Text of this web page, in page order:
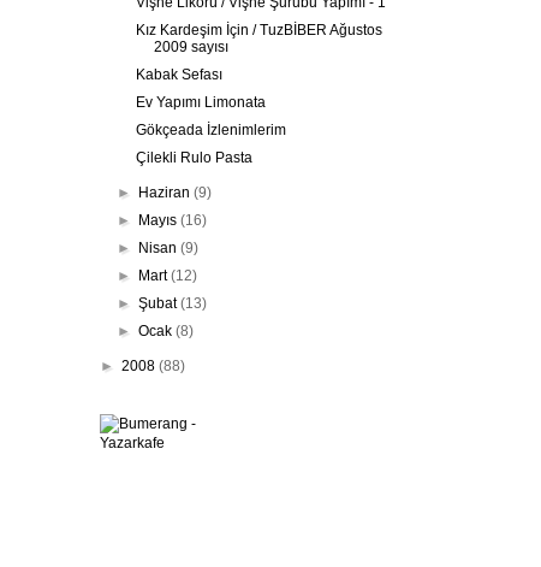
Kız Kardeşim İçin / TuzBİBER Ağustos
2009 sayısı
Kabak Sefası
Ev Yapımı Limonata
Gökçeada İzlenimlerim
Çilekli Rulo Pasta
► Haziran(9)
► Mayıs(16)
► Nisan(9)
► Mart(12)
►Şubat(13)
►Ocak(8)
► 2008 (88)